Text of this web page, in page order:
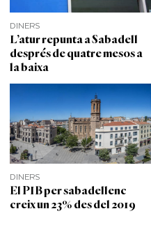
DINERS
L’atur repunta a Sabadell
després de quatre mesos a
la baixa
DINERS
El PIB per sabadellenc
creix un 23% des del 2019